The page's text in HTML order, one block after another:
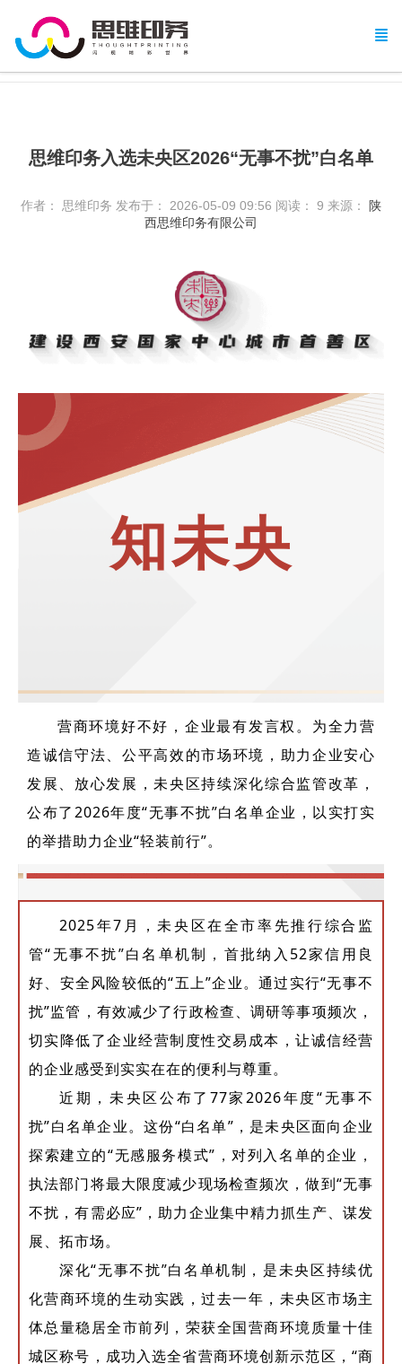
思维印务入选未央区2026“无事不扰”白名单
作者： 思维印务 发布于： 2026-05-09 09:56 阅读： 9 来源：
陕
西思维印务有限公司
知未央
营商环境好不好，企业最有发言权。为全力营
造诚信守法、公平高效的市场环境，助力企业安心
发展、放心发展，未央区持续深化综合监管改革，
公布了2026年度“无事不扰”白名单企业，以实打实
的举措助力企业“轻装前行”。
2025年7月，未央区在全市率先推行综合监
管“无事不扰”白名单机制，首批纳入52家信用良
好、安全风险较低的“五上”企业。通过实行“无事不
扰”监管，有效减少了行政检查、调研等事项频次，
切实降低了企业经营制度性交易成本，让诚信经营
的企业感受到实实在在的便利与尊重。
近期，未央区公布了77家2026年度“无事不
扰”白名单企业。这份“白名单”，是未央区面向企业
探索建立的“无感服务模式”，对列入名单的企业，
执法部门将最大限度减少现场检查频次，做到“无事
不扰，有需必应”，助力企业集中精力抓生产、谋发
展、拓市场。
深化“无事不扰”白名单机制，是未央区持续优
化营商环境的生动实践，过去一年，未央区市场主
体总量稳居全市前列，荣获全国营商环境质量十佳
城区称号，成功入选全省营商环境创新示范区，“商